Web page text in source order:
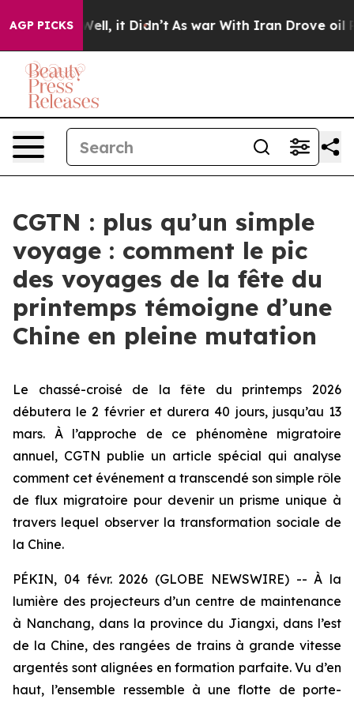
AGP PICKS
40%. Well, it Didn’t As war With Iran Drove oil
CGTN : plus qu’un simple
voyage : comment le pic
des voyages de la fête du
printemps témoigne d’une
Chine en pleine mutation
Le chassé-croisé de la fête du printemps 2026
débutera le 2 février et durera 40 jours, jusqu’au 13
mars. À l’approche de ce phénomène migratoire
annuel, CGTN publie un article spécial qui analyse
comment cet événement a transcendé son simple rôle
de flux migratoire pour devenir un prisme unique à
travers lequel observer la transformation sociale de
la Chine.
PÉKIN, 04 févr. 2026 (GLOBE NEWSWIRE) -- À la
lumière des projecteurs d’un centre de maintenance
à Nanchang, dans la province du Jiangxi, dans l’est
de la Chine, des rangées de trains à grande vitesse
argentés sont alignées en formation parfaite. Vu d’en
haut, l’ensemble ressemble à une flotte de porte-